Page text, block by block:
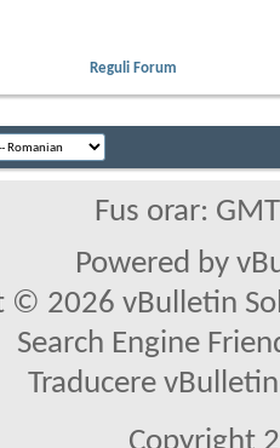
Reguli Forum
Fus orar:
Powered by
© 2026 vBulletin
Search Engine
Traducere